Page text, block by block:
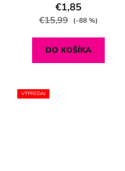
€1,85
€15,99 (–88 %)
DO KOŠÍKA
VÝPREDAJ